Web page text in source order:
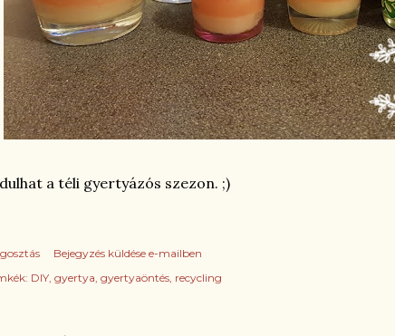
a téli gyertyázós szezon. ;)
Bejegyzés küldése e-mailben
DIY gyertya gyertyaöntés recycling